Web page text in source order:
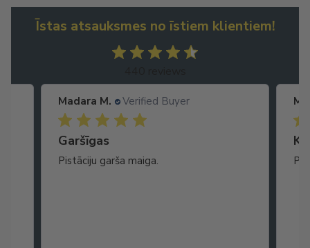
Īstas atsauksmes no īstiem klientiem!
Madara M. Verified Buyer
Garšīgas
Pistāciju garša maiga.